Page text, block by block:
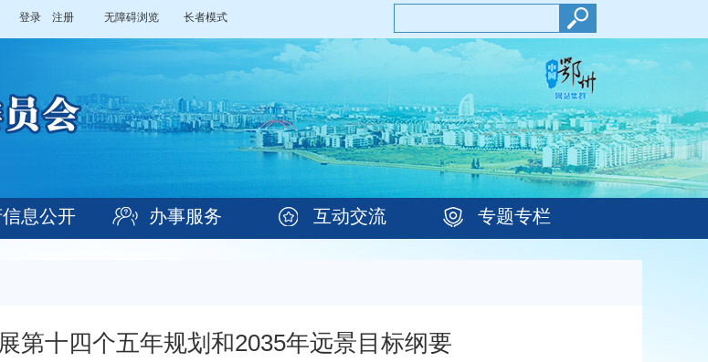
登录 注册 无障碍浏览 长者模式
息公开 办事服务 互动交流 专题专栏
第十四个五年规划和2035年远景目标纲要